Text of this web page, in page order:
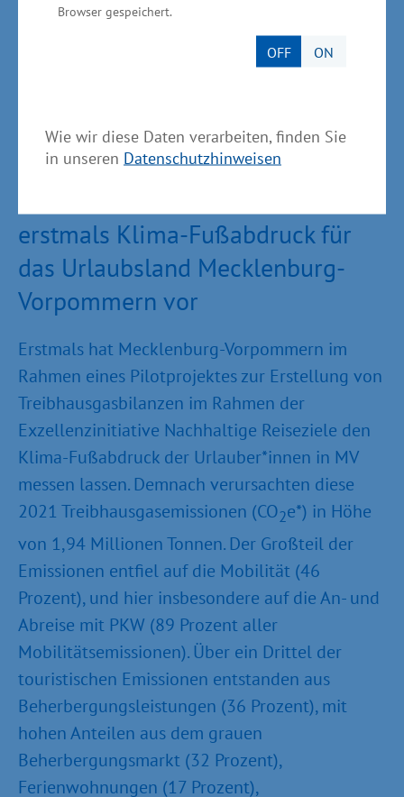
Browser gespeichert.
OFF ON
Wie wir diese Daten verarbeiten, finden Sie
in unseren Datenschutzhinweisen
gibt es elf Betriebe, die das Siegel „Reisen für
Alle“ tragen. Höhepunkt im Bereich
Barrierefreiheit wird auch die zweite Auflage
wird.
erstmals Klima-Fußabdruck für
das Urlaubsland Mecklenburg-
Vorpommern vor
Erstmals hat Mecklenburg-Vorpommern im
Rahmen eines Pilotprojektes zur Erstellung von
Treibhausgasbilanzen im Rahmen der
Exzellenzinitiative Nachhaltige Reiseziele den
Klima-Fußabdruck der Urlauber*innen in MV
messen lassen. Demnach verursachten diese
2021 Treibhausgasemissionen (CO2e*) in Höhe
von 1,94 Millionen Tonnen. Der Großteil der
Emissionen entfiel auf die Mobilität (46
Prozent), und hier insbesondere auf die An- und
Abreise mit PKW (89 Prozent aller
Mobilitätsemissionen). Über ein Drittel der
touristischen Emissionen entstanden aus
Beherbergungsleistungen (36 Prozent), mit
hohen Anteilen aus dem grauen
Beherbergungsmarkt (32 Prozent),
Ferienwohnungen (17 Prozent),